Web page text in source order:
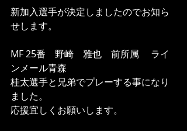
新加入選手が決定しましたのでお知ら
せします。
MF 25番　野崎　雅也　前所属 　ライ
ンメール青森
桂太選手と兄弟でプレーする事になり
ました。
応援宜しくお願いします。